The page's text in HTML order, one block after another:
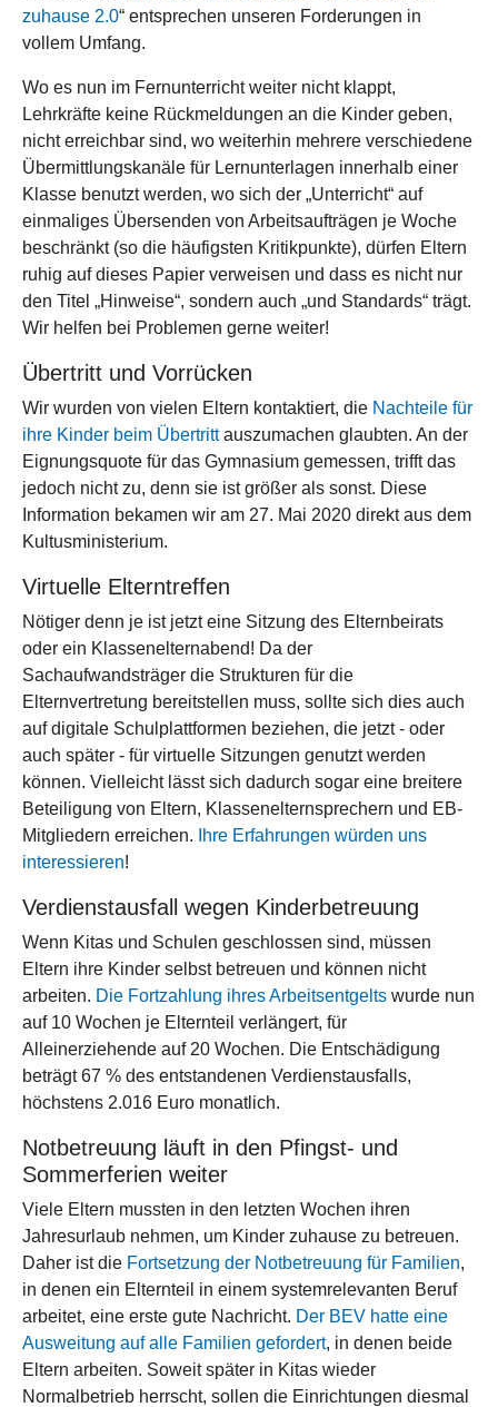
zuhause 2.0“ entsprechen unseren Forderungen in
vollem Umfang.
Wo es nun im Fernunterricht weiter nicht klappt,
Lehrkräfte keine Rückmeldungen an die Kinder geben,
nicht erreichbar sind, wo weiterhin mehrere verschiedene
Übermittlungskanäle für Lernunterlagen innerhalb einer
Klasse benutzt werden, wo sich der „Unterricht“ auf
einmaliges Übersenden von Arbeitsaufträgen je Woche
beschränkt (so die häufigsten Kritikpunkte), dürfen Eltern
ruhig auf dieses Papier verweisen und dass es nicht nur
den Titel „Hinweise“, sondern auch „und Standards“ trägt.
Wir helfen bei Problemen gerne weiter!
Übertritt und Vorrücken
Wir wurden von vielen Eltern kontaktiert, die Nachteile für
ihre Kinder beim Übertrittauszumachen glaubten. An der
Eignungsquote für das Gymnasium gemessen, trifft das
jedoch nicht zu, denn sie ist größer als sonst. Diese
Information bekamen wir am 27. Mai 2020 direkt aus dem
Kultusministerium.
Virtuelle Elterntreffen
Nötiger denn je ist jetzt eine Sitzung des Elternbeirats
oder ein Klassenelternabend! Da der
Sachaufwandsträger die Strukturen für die
Elternvertretung bereitstellen muss, sollte sich dies auch
auf digitale Schulplattformen beziehen, die jetzt - oder
auch später - für virtuelle Sitzungen genutzt werden
können. Vielleicht lässt sich dadurch sogar eine breitere
Beteiligung von Eltern, Klassenelternsprechern und EB-
Mitgliedern erreichen.
Ihre Erfahrungen würden uns
interessieren!
Verdienstausfall wegen Kinderbetreuung
Wenn Kitas und Schulen geschlossen sind, müssen
Eltern ihre Kinder selbst betreuen und können nicht
arbeiten. Die Fortzahlung ihres Arbeitsentgelts wurde nun
auf 10 Wochen je Elternteil verlängert, für
Alleinerziehende auf 20 Wochen. Die Entschädigung
beträgt 67 % des entstandenen Verdienstausfalls,
höchstens 2.016 Euro monatlich.
Notbetreuung läuft in den Pfingst- und
Sommerferien weiter
Viele Eltern mussten in den letzten Wochen ihren
Jahresurlaub nehmen, um Kinder zuhause zu betreuen.
Daher ist die Fortsetzung der Notbetreuung für Familien,
in denen ein Elternteil in einem systemrelevanten Beruf
arbeitet, eine erste gute Nachricht. Der BEV hatte eine
Ausweitung auf alle Familien gefordert, in denen beide
Eltern arbeiten. Soweit später in Kitas wieder
Normalbetrieb herrscht, sollen die Einrichtungen diesmal